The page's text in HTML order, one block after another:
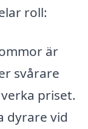
roll:
är
svårare
priset.
dyrare vid